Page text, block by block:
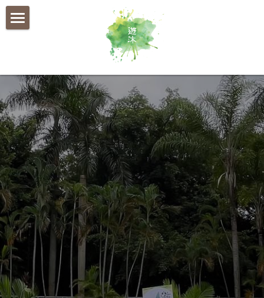
我們的故事
認識大自然連結
遊沐團隊
社會效益
中小學
幼稚園
企業
最新消息及媒體報導
聯絡我們
聯絡我們
訂閱遊沐
大自然遊樂場
部落格分類